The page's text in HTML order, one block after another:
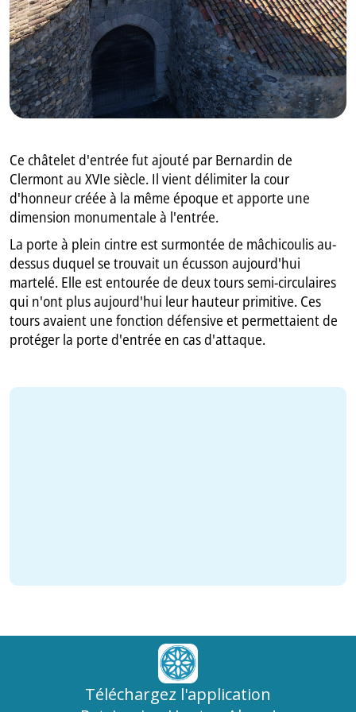
GB
IT
Ce châtelet d'entrée fut ajouté par Bernardin de
Clermont au XVIe siècle. Il vient délimiter la cour
d'honneur créée à la même époque et apporte une
dimension monumentale à l'entrée.
La porte à plein cintre est surmontée de mâchicoulis au-
dessus duquel se trouvait un écusson aujourd'hui
martelé. Elle est entourée de deux tours semi-circulaires
qui n'ont plus aujourd'hui leur hauteur primitive. Ces
tours avaient une fonction défensive et permettaient de
protéger la porte d'entrée en cas d'attaque.
Téléchargez l'application